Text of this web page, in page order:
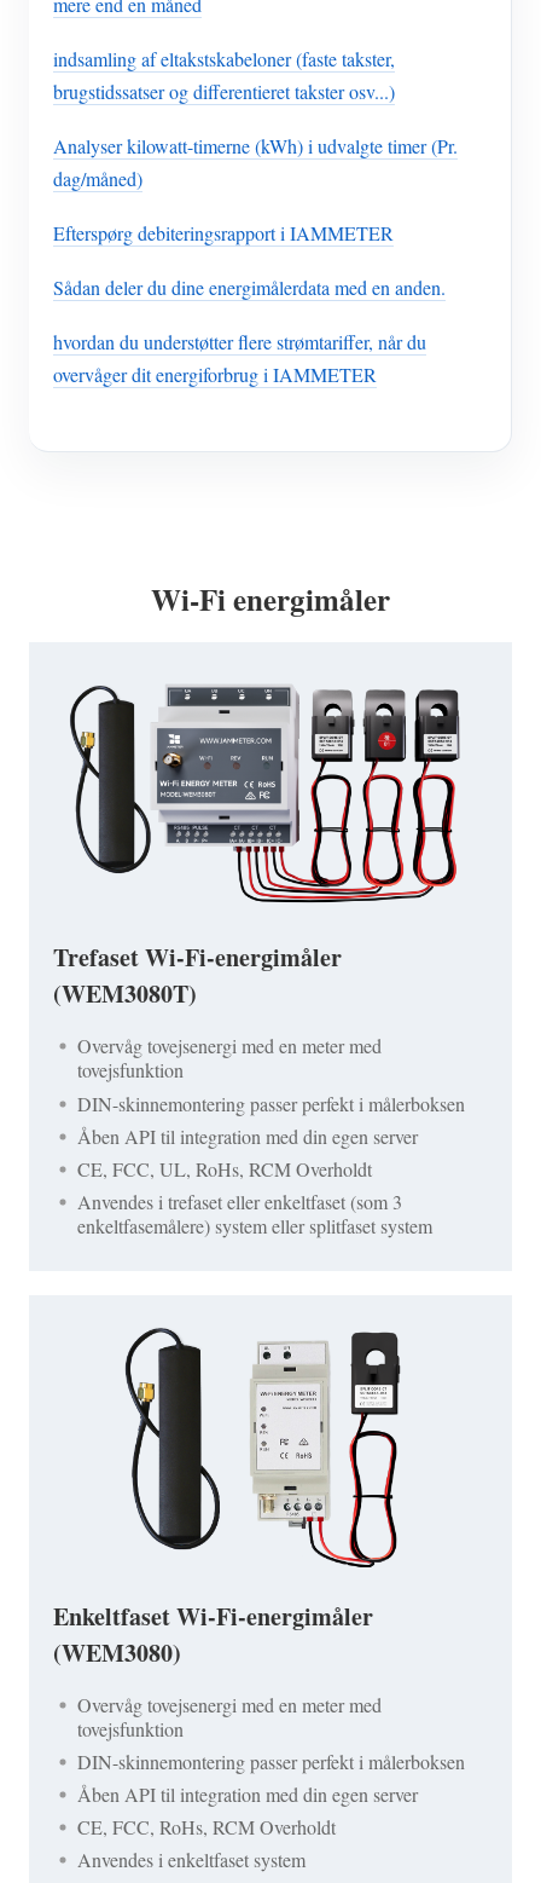
indsamling af eltakstskabeloner (faste takster,
brugstidssatser og differentieret takster osv...)
Analyser kilowatt-timerne (kWh) i udvalgte timer (Pr.
dag/måned)
Efterspørg debiteringsrapport i IAMMETER
Sådan deler du dine energimålerdata med en anden.
hvordan du understøtter flere strømtariffer, når du
overvåger dit energiforbrug i IAMMETER
Wi-Fi energimåler
Trefaset Wi-Fi-energimåler
(WEM3080T)
Overvåg tovejsenergi med en meter med
tovejsfunktion
DIN-skinnemontering passer perfekt i målerboksen
Åben API til integration med din egen server
CE, FCC, UL, RoHs, RCM Overholdt
Anvendes i trefaset eller enkeltfaset (som 3
enkeltfasemålere) system eller splitfaset system
Enkeltfaset Wi-Fi-energimåler
(WEM3080)
Overvåg tovejsenergi med en meter med
tovejsfunktion
DIN-skinnemontering passer perfekt i målerboksen
Åben API til integration med din egen server
CE, FCC, RoHs, RCM Overholdt
Anvendes i enkeltfaset system